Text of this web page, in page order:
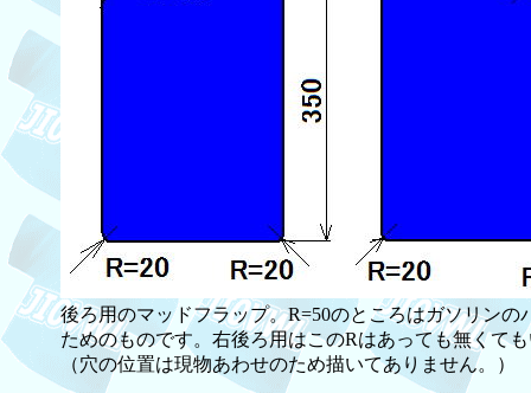
後ろ用のマッドフラップ。R=50のところはガソリンの
ためのものです。右後ろ用はこのRはあっても無くて
（穴の位置は現物あわせのため描いてありません。）